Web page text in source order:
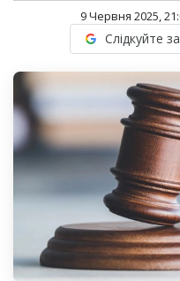
9 Червня 2025,
Слідкуйте